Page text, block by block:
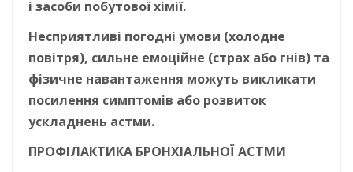
і засоби побутової хімії.
Несприятливі погодні умови (холодне
повітря), сильне емоційне (страх або гнів) та
фізичне навантаження можуть викликати
посилення симптомів або розвиток
ускладнень астми.
ПРОФІЛАКТИКА БРОНХІАЛЬНОЇ АСТМИ